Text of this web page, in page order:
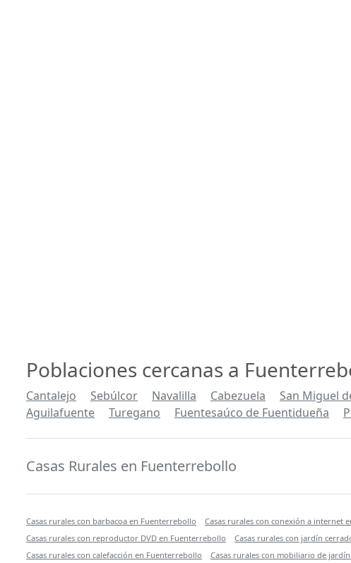
Poblaciones cercanas a
Cantalejo Sebúlcor Navalilla Cabezuela San Miguel
Aguilafuente
Turegano Fuentesaúco de Fuentidueña
Casas Rurales en Fuenterrebollo
Casas rurales con barbacoa en Fuenterrebollo Casas rurales con conexión a internet
Casas rurales con reproductor DVD en Fuenterrebollo
Casas rurales con jardín
Casas rurales con calefacción en Fuenterrebollo
Casas rurales con mobiliario de